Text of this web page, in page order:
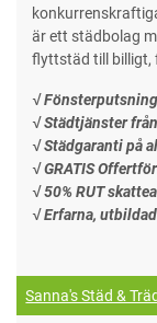
är ett städbolag
flyttstäd till billigt,
√ Fönsterputsning
√ Städtjänster
√ Städgaranti på
√ GRATIS
√ 50% RUT
√ Erfarna,
Sanna's Städ &